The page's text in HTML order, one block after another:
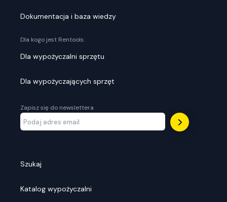
Dokumentacja i baza wiedzy
Dla kogo jest Rentools:
Dla wypożyczalni sprzętu
Dla wypożyczających sprzęt
Zapisz się do newslettera
Szukaj
Katalog wypożyczalni